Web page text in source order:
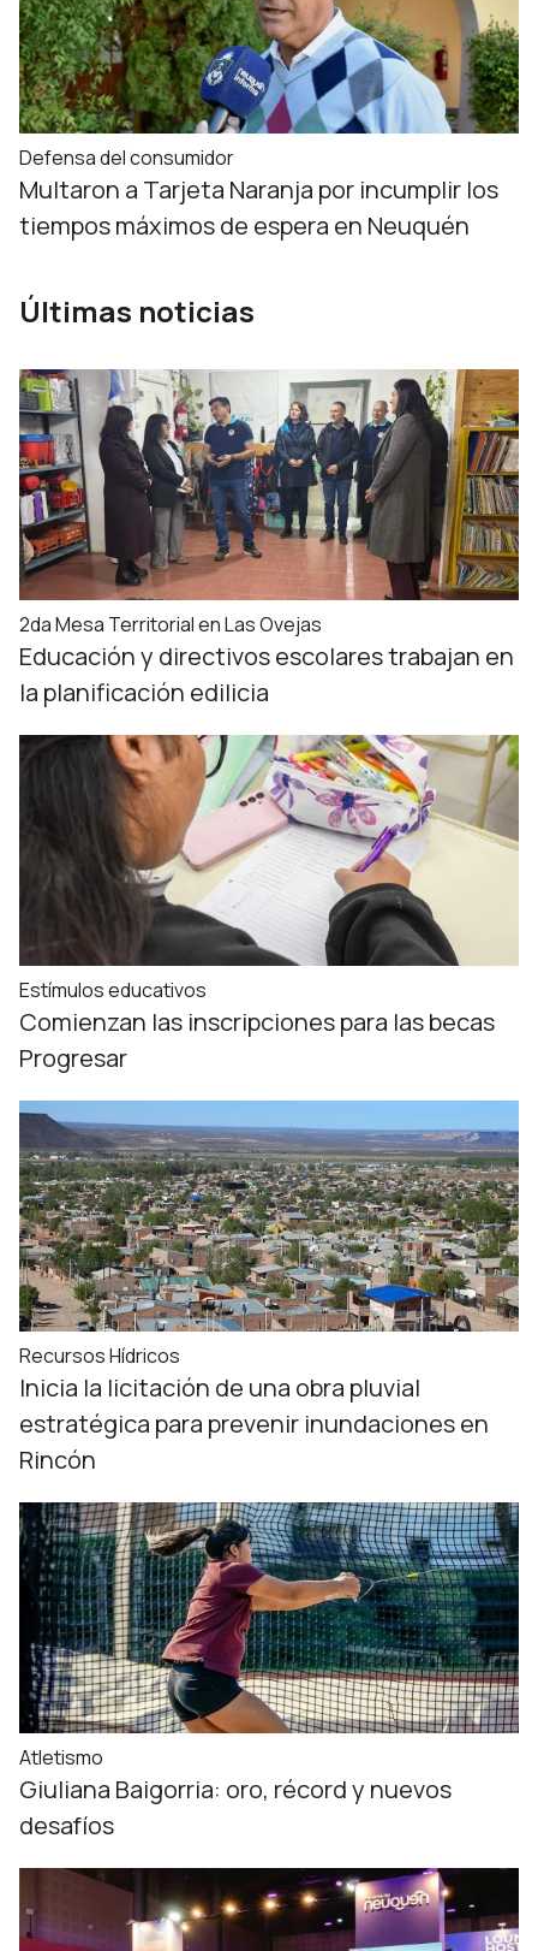
Defensa del consumidor
Multaron a Tarjeta Naranja por incumplir los
tiempos máximos de espera en Neuquén
Últimas noticias
2da Mesa Territorial en Las Ovejas
Educación y directivos escolares trabajan en
la planificación edilicia
Estímulos educativos
Comienzan las inscripciones para las becas
Progresar
Recursos Hídricos
Inicia la licitación de una obra pluvial
estratégica para prevenir inundaciones en
Rincón
Atletismo
Giuliana Baigorria: oro, récord y nuevos
desafíos